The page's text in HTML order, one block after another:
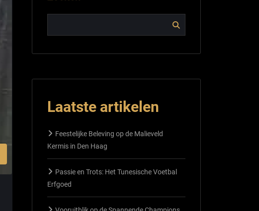
Laatste artikelen
Feestelijke Beleving op de Malieveld
Kermis in Den Haag
Passie en Trots: Het Tunesische Voetbal
Erfgoed